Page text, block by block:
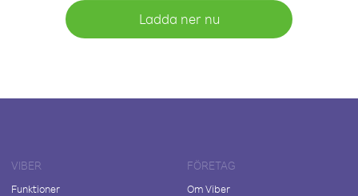
Ladda ner nu
VIBER
Funktioner
FÖRETAG
Om Viber